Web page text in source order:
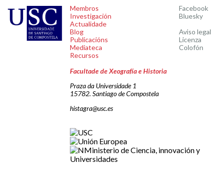
Membros
Investigación
Actualidade
Blog
Publicacións
Mediateca
Recursos
Facebook
Bluesky
Aviso legal
Licenza
Colofón
Facultade de Xeografía e Historia
Praza da Universidade 1
15782. Santiago de Compostela
histagra@usc.es